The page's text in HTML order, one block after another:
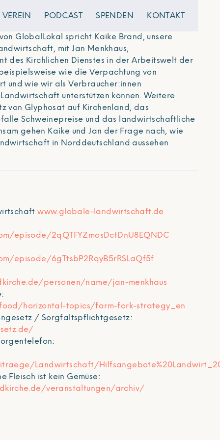
VEREIN PODCAST SPENDEN KONTAKT
GlobalLokal spricht Kaike Brand, unsere
mit Jan Menkhaus,
des Kirchlichen Dienstes in der Arbeitswelt der
wie die Verpachtung von
und wie wir als Verbraucher:innen
unterstützen können. Weitere
von Glyphosat auf Kirchenland, das
Schweinepreise und das landwirtschaftliche
gehen Kaike und Jan der Frage nach, wie
in Norddeutschland aussehen
www.globale-landwirtschaft.de
episode/2qQTFYZmosDctDnU8EQNDC
episode/6gTtsbP2RqyB5rRSLaQf5f
personen/name/jan-menkhaus
horizontal-topics/farm-fork-strategy_en
/ Sorgfaltspflichtgesetz:
Landwirtschaft/
Fleisch ist kein Gemüse:
veranstaltungen/archiv/